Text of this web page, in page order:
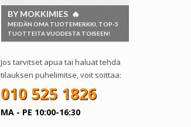
BY MOKKIMIES 🔥
MEIDÄN OMA TUOTEMERKKI, TOP-5
TUOTTEITA VUODESTA TOISEEN!
Jos tarvitset apua tai haluat tehdä
tilauksen puhelimitse, voit soittaa:
010 525 1826
MA - PE 10:00-16:30